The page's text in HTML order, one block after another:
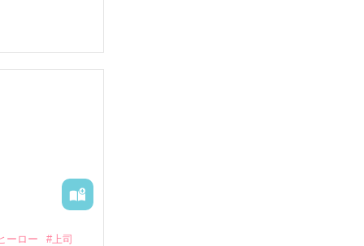
閥御曹司に
影恭司その
れた上、二
ーロー #上司